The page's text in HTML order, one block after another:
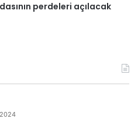
perdeleri açılacak